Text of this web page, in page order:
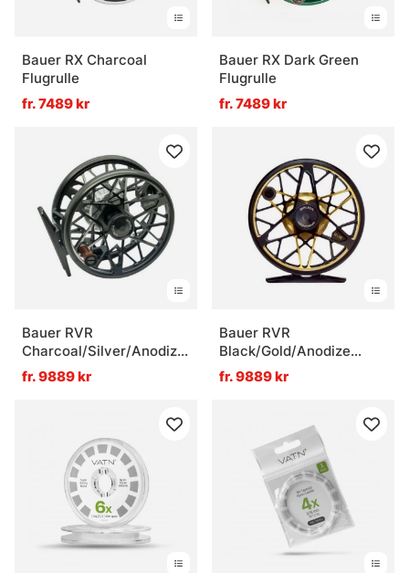
Bauer RX Charcoal
Flugrulle
fr. 7489 kr
Bauer RX Dark Green
Flugrulle
fr. 7489 kr
Bauer RVR
Charcoal/Silver/Anodize
Flugrulle
fr. 9889 kr
Bauer RVR
Black/Gold/Anodize
Flugrulle
fr. 9889 kr